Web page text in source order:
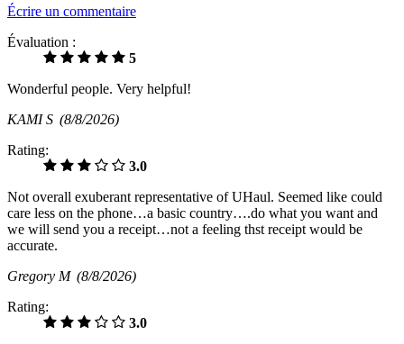
Écrire un commentaire
Évaluation :
5
Wonderful people. Very helpful!
KAMI S (8/8/2026)
Rating:
3.0
Not overall exuberant representative of UHaul. Seemed like could
care less on the phone…a basic country….do what you want and
we will send you a receipt…not a feeling thst receipt would be
accurate.
Gregory M (8/8/2026)
Rating:
3.0